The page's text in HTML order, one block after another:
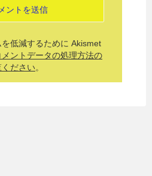
低減するために Akismet
メントデータの処理方法の
ださい。